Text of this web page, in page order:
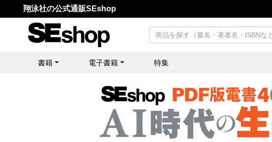
翔泳社の公式通販SEshop
書籍 電子書籍 特集